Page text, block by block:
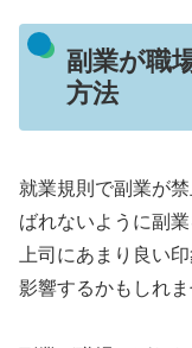
副業が職
方法
就業規則で副業が
ばれないように副
上司にあまり良い
影響するかもしれま